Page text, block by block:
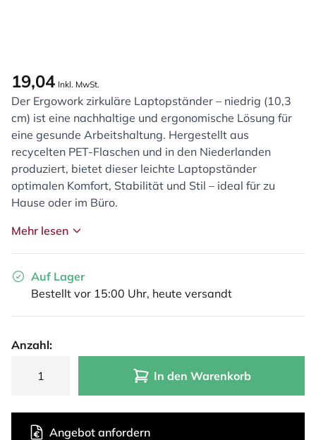
19,04 Inkl. MwSt.
Der Ergowork zirkuläre Laptopständer – niedrig (10,3
cm) ist eine nachhaltige und ergonomische Lösung für
eine gesunde Arbeitshaltung. Hergestellt aus
recycelten PET-Flaschen und in den Niederlanden
produziert, bietet dieser leichte Laptopständer
optimalen Komfort, Stabilität und Stil – ideal für zu
Hause oder im Büro.
Mehr lesen
Auf Lager
Bestellt vor 15:00 Uhr, heute versandt
Anzahl:
In den Warenkorb
Angebot anfordern